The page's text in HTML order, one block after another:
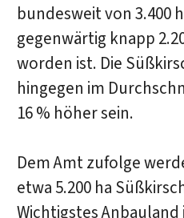
bundesweit von 3.400
gegenwärtig knapp
worden ist. Die
hingegen im
16 % höher sein.
Dem Amt zufolge
etwa 5.200 ha
Wichtigstes